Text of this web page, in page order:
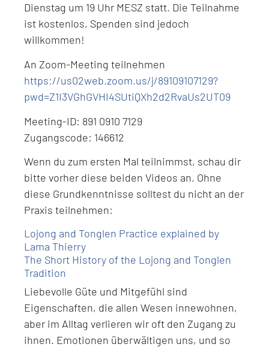
Dienstag um 19 Uhr MESZ statt. Die Teilnahme
ist kostenlos, Spenden sind jedoch
willkommen!
An Zoom-Meeting teilnehmen
https://us02web.zoom.us/j/89109107129?
pwd=Z1I3VGhGVHI4SUtiQXh2d2RvaUs2UT09
Meeting-ID: 891 0910 7129
Zugangscode: 146612
Wenn du zum ersten Mal teilnimmst, schau dir
bitte vorher diese beiden Videos an. Ohne
diese Grundkenntnisse solltest du nicht an der
Praxis teilnehmen:
Lojong and Tonglen Practice explained by
Lama Thierry
The Short History of the Lojong and Tonglen
Tradition
Liebevolle Güte und Mitgefühl sind
Eigenschaften, die allen Wesen innewohnen,
aber im Alltag verlieren wir oft den Zugang zu
ihnen. Emotionen überwältigen uns, und so